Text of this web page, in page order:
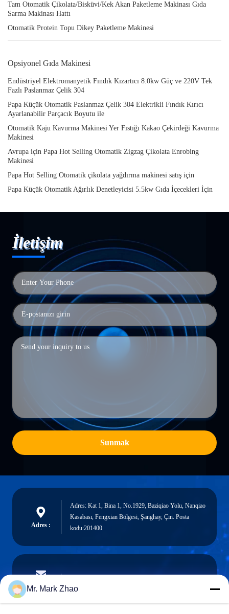
Tam Otomatik Çikolata/Bisküvi/Kek Akan Paketleme Makinası Gıda
Sarma Makinası Hattı
Otomatik Protein Topu Dikey Paketleme Makinesi
Opsiyonel Gıda Makinesi
Endüstriyel Elektromanyetik Fındık Kızartıcı 8.0kw Güç ve 220V Tek
Fazlı Paslanmaz Çelik 304
Papa Küçük Otomatik Paslanmaz Çelik 304 Elektrikli Fındık Kırıcı
Ayarlanabilir Parçacık Boyutu ile
Otomatik Kaju Kavurma Makinesi Yer Fıstığı Kakao Çekirdeği Kavurma
Makinesi
Avrupa için Papa Hot Selling Otomatik Zigzag Çikolata Enrobing
Makinesi
Papa Hot Selling Otomatik çikolata yağdırma makinesi satış için
Papa Küçük Otomatik Ağırlık Denetleyicisi 5.5kw Gıda İçecekleri İçin
İletişim
Sunmak
Adres :
Adres: Kat 1, Bina 1, No.1929, Baziqiao Yolu, Nanqiao
Kasabası, Fengxian Bölgesi, Şanghay, Çin. Posta
kodu:201400
e-posta
Mr. Mark Zhao